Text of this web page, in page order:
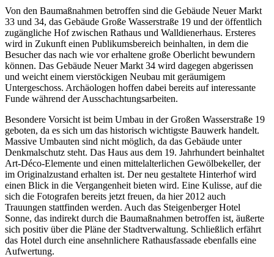
Von den Baumaßnahmen betroffen sind die Gebäude Neuer Markt
33 und 34, das Gebäude Große Wasserstraße 19 und der öffentlich
zugängliche Hof zwischen Rathaus und Walldienerhaus. Ersteres
wird in Zukunft einen Publikumsbereich beinhalten, in dem die
Besucher das nach wie vor erhaltene große Oberlicht bewundern
können. Das Gebäude Neuer Markt 34 wird dagegen abgerissen
und weicht einem vierstöckigen Neubau mit geräumigem
Untergeschoss. Archäologen hoffen dabei bereits auf interessante
Funde während der Ausschachtungsarbeiten.
Besondere Vorsicht ist beim Umbau in der Großen Wasserstraße 19
geboten, da es sich um das historisch wichtigste Bauwerk handelt.
Massive Umbauten sind nicht möglich, da das Gebäude unter
Denkmalschutz steht. Das Haus aus dem 19. Jahrhundert beinhaltet
Art-Déco-Elemente und einen mittelalterlichen Gewölbekeller, der
im Originalzustand erhalten ist. Der neu gestaltete Hinterhof wird
einen Blick in die Vergangenheit bieten wird. Eine Kulisse, auf die
sich die Fotografen bereits jetzt freuen, da hier 2012 auch
Trauungen stattfinden werden. Auch das Steigenberger Hotel
Sonne, das indirekt durch die Baumaßnahmen betroffen ist, äußerte
sich positiv über die Pläne der Stadtverwaltung. Schließlich erfährt
das Hotel durch eine ansehnlichere Rathausfassade ebenfalls eine
Aufwertung.